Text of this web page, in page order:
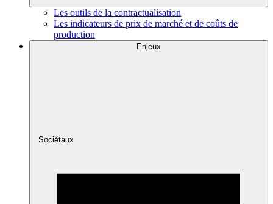
Les outils de la contractualisation
Les indicateurs de prix de marché et de coûts de
production
Enjeux
Sociétaux